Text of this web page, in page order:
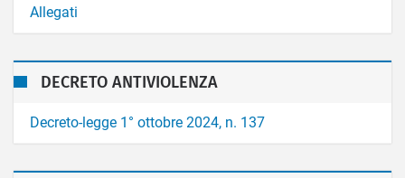
Allegati
DECRETO ANTIVIOLENZA
Decreto-legge 1° ottobre 2024, n. 137